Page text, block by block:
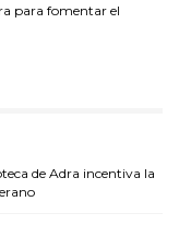
para fomentar el
de Adra incentiva la